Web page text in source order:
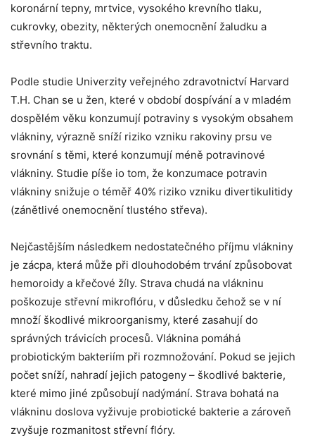
koronární tepny, mrtvice, vysokého krevního tlaku,
cukrovky, obezity, některých onemocnění žaludku a
střevního traktu.
Podle studie Univerzity veřejného zdravotnictví Harvard
T.H. Chan se u žen, které v období dospívání a v mladém
dospělém věku konzumují potraviny s vysokým obsahem
vlákniny, výrazně sníží riziko vzniku rakoviny prsu ve
srovnání s těmi, které konzumují méně potravinové
vlákniny. Studie píše io tom, že konzumace potravin
vlákniny snižuje o téměř 40% riziko vzniku divertikulitidy
(zánětlivé onemocnění tlustého střeva).
Nejčastějším následkem nedostatečného příjmu vlákniny
je zácpa, která může při dlouhodobém trvání způsobovat
hemoroidy a křečové žíly. Strava chudá na vlákninu
poškozuje střevní mikroflóru, v důsledku čehož se v ní
množí škodlivé mikroorganismy, které zasahují do
správných trávicích procesů. Vláknina pomáhá
probiotickým bakteriím při rozmnožování. Pokud se jejich
počet sníží, nahradí jejich patogeny – škodlivé bakterie,
které mimo jiné způsobují nadýmání. Strava bohatá na
vlákninu doslova vyživuje probiotické bakterie a zároveň
zvyšuje rozmanitost střevní flóry.